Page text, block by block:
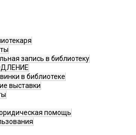
запись в библиотеку
в библиотеке
выставки
помощь